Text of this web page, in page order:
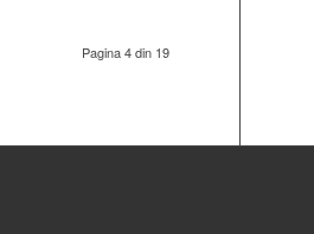
Pagina 4 din 19